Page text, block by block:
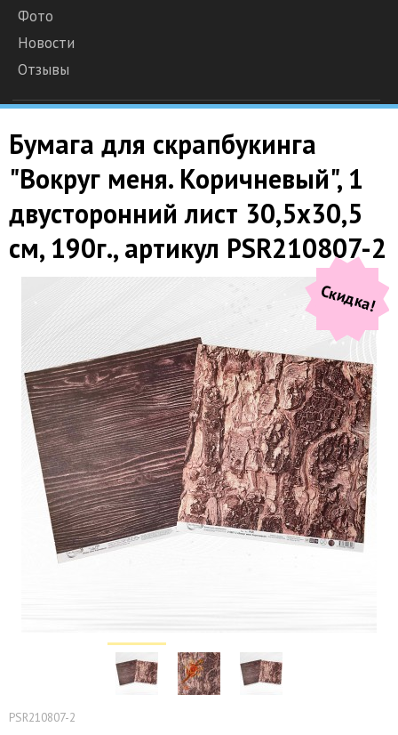
Фото
Новости
Отзывы
Бумага для скрапбукинга
"Вокруг меня. Коричневый", 1
двусторонний лист 30,5х30,5
см, 190г., артикул PSR210807-2
Скидка!
PSR210807-2